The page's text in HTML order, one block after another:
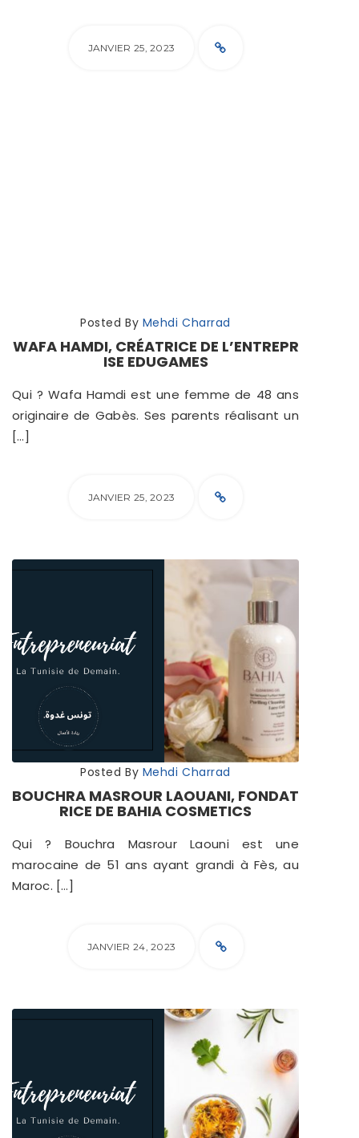
JANVIER 25, 2023
Posted By Mehdi Charrad
WAFA HAMDI, CRÉATRICE DE L’ENTREPR
ISE EDUGAMES
Qui ? Wafa Hamdi est une femme de 48 ans
originaire de Gabès. Ses parents réalisant un
[…]
JANVIER 25, 2023
Posted By Mehdi Charrad
BOUCHRA MASROUR LAOUANI, FONDAT
RICE DE BAHIA COSMETICS
Qui ? Bouchra Masrour Laouni est une
marocaine de 51 ans ayant grandi à Fès, au
Maroc. […]
JANVIER 24, 2023